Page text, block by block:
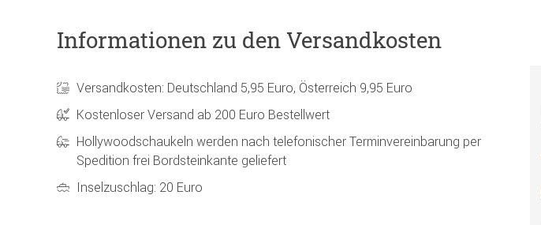
Informationen zu den Versandkosten
Versandkosten: Deutschland 5,95 Euro, Österreich 9,95 Euro
Kostenloser Versand ab 200 Euro Bestellwert
Hollywoodschaukeln werden nach telefonischer Terminvereinbarung per
Spedition frei Bordsteinkante geliefert
Inselzuschlag: 20 Euro